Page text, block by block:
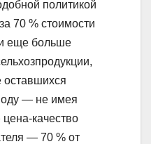
политикой
70 % стоимости
еще больше
оставшихся
— не имея
качество
— 70 % от